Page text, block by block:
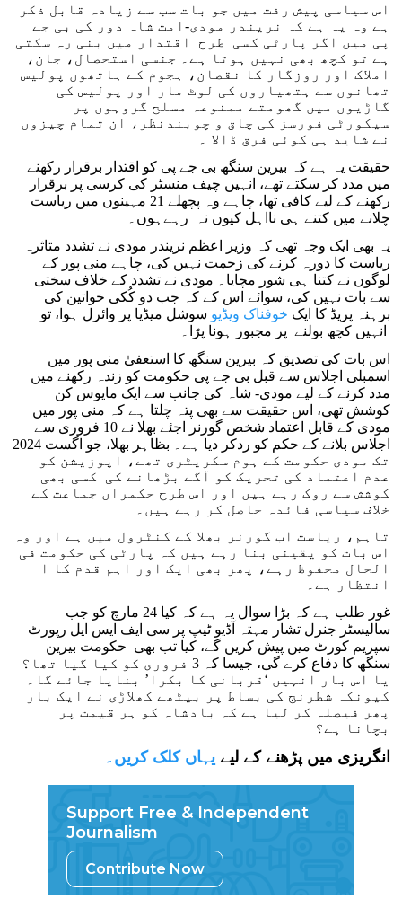
اس سیاسی پیش رفت میں جو بات سب سے زیادہ قابل ذکر
ہے وہ یہ ہے کہ نریندر مودی-امت شاہ دور کی بی جے
پی میں اگر پارٹی کسی طرح اقتدار میں بنی رہ سکتی
ہے تو کچھ بھی نہیں ہوتا ہے۔ جنسی استحصال، جان،
املاک اور روزگار کا نقصان، ہجوم کے ہاتھوں پولیس
تھانوں سے ہتھیاروں کی لوٹ مار اور پولیس کی
گاڑیوں میں گھومتے ممنوعہ مسلح گروہوں پر
سیکورٹی فورسز کی چاق و چوبندنظر، ان تمام چیزوں
نے شاید ہی کوئی فرق ڈالا ۔
حقیقت یہ ہے کہ بیرین سنگھ بی جے پی کو اقتدار برقرار رکھنے
میں مدد کر سکتے تھے، انہیں چیف منسٹر کی کرسی پر برقرار
رکھنے کے لیے کافی تھا، چاہے وہ پچھلے 21 مہینوں میں ریاست
چلانے میں کتنے ہی نااہل کیوں نہ رہےہوں۔
یہ بھی ایک وجہ تھی کہ وزیر اعظم نریندر مودی نے تشدد متاثرہ
ریاست کا دورہ کرنے کی زحمت نہیں کی، چاہے منی پور کے
لوگوں نے کتنا ہی شور مچایا۔ مودی نے تشدد کے خلاف سختی
سے بات نہیں کی، سوائے اس کے کہ جب دو کُکی خواتین کی
برہنہ پریڈ کا ایک خوفناک ویڈیو سوشل میڈیا پر وائرل ہوا، تو
انہیں کچھ بولنے پر مجبور ہونا پڑا۔
اس بات کی تصدیق کہ بیرین سنگھ کا استعفیٰ منی پور میں
اسمبلی اجلاس سے قبل بی جے پی حکومت کو زندہ رکھنے میں
مدد کرنے کے لیے مودی- شاہ کی جانب سے ایک مایوس کن
کوشش تھی، اس حقیقت سے بھی پتہ چلتا ہے کہ منی پور میں
مودی کے قابل اعتماد شخص گورنر اجئے بھلا نے 10 فروری سے
اجلاس بلانے کے حکم کو ردکر دیا ہے۔ بظاہر بھلا، جو اگست 2024
تک مودی حکومت کے ہوم سکریٹری تھے، اپوزیشن کو
عدم اعتماد کی تحریک کو آگے بڑھانے کی کسی بھی
کوشش سے روک رہے ہیں اور اس طرح حکمراں جماعت کے
خلاف سیاسی فائدہ حاصل کر رہے ہیں۔
تاہم، ریاست اب گورنر بھلا کے کنٹرول میں ہے اور وہ
اس بات کو یقینی بنا رہے ہیں کہ پارٹی کی حکومت فی
الحال محفوظ رہے، پھر بھی ایک اور اہم قدم کا ا
انتظار ہے۔
غور طلب ہے کہ بڑا سوال یہ ہے کہ کیا 24 مارچ کو جب
سالیسٹر جنرل تشار مہتہ آڈیو ٹیپ پر سی ایف ایس ایل رپورٹ
سپریم کورٹ میں پیش کریں گے، کیا تب بھی حکومت بیرین
سنگھ کا دفاع کرے گی، جیسا کہ 3 فروری کو کیا گیا تھا؟
یا اس بار انہیں ‘قربانی کا بکرا’ بنایا جائے گا۔
کیونکہ شطرنج کی بساط پر بیٹھے کھلاڑی نے ایک بار
پھر فیصلہ کر لیا ہے کہ بادشاہ کو ہر قیمت پر
بچانا ہے؟
انگریزی میں پڑھنے کے لیےیہاں کلک کریں۔
Support Free & Independent
Journalism
Contribute Now